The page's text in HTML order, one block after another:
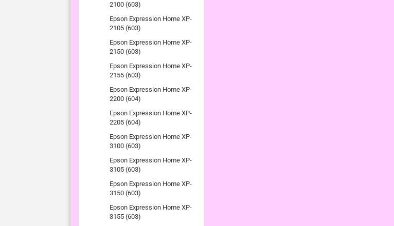
2100 (603)
Epson Expression Home XP-
2105 (603)
Epson Expression Home XP-
2150 (603)
Epson Expression Home XP-
2155 (603)
Epson Expression Home XP-
2200 (604)
Epson Expression Home XP-
2205 (604)
Epson Expression Home XP-
3100 (603)
Epson Expression Home XP-
3105 (603)
Epson Expression Home XP-
3150 (603)
Epson Expression Home XP-
3155 (603)